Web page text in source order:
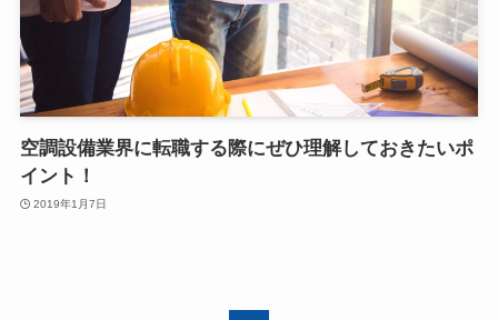
空調設備業界に転職する際にぜひ理解しておきたいポ
イント！
2019年1月7日